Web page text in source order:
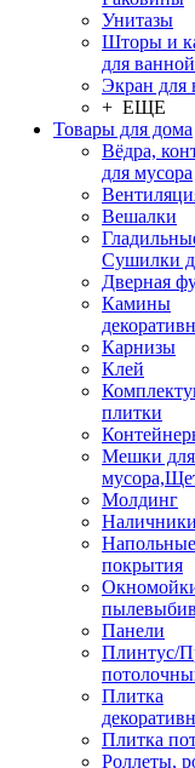
Унитазы
Шторы и
для ванной
Экран для
+ ЕЩЕ
Товары для дома
Вёдра,
для мусора
Вешалки
Сушилки
Дверная
Камины
Карнизы
Клей
плитки
Мешки для
Молдинг
Напольные
покрытия
Панели
Плинтус/
Плитка
Плитка
Роллеты,